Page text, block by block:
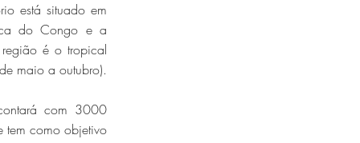
está situado em
do Congo e a
é o tropical
maio a outubro).
com 3000
tem como objetivo